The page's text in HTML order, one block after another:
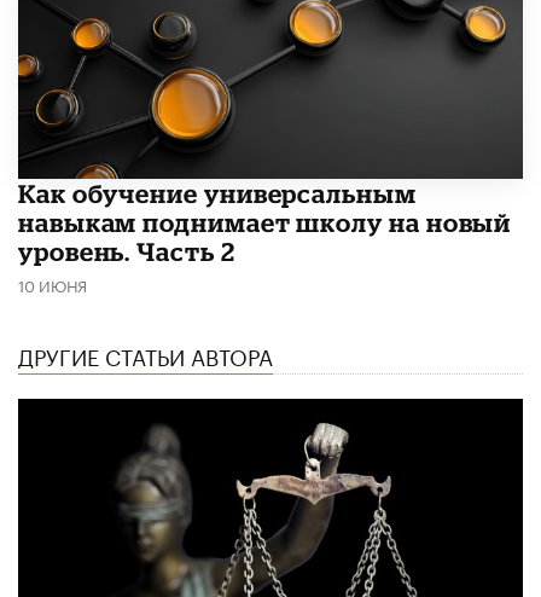
​Как обучение универсальным
навыкам поднимает школу на новый
уровень. Часть 2
10 ИЮНЯ
ДРУГИЕ СТАТЬИ АВТОРА